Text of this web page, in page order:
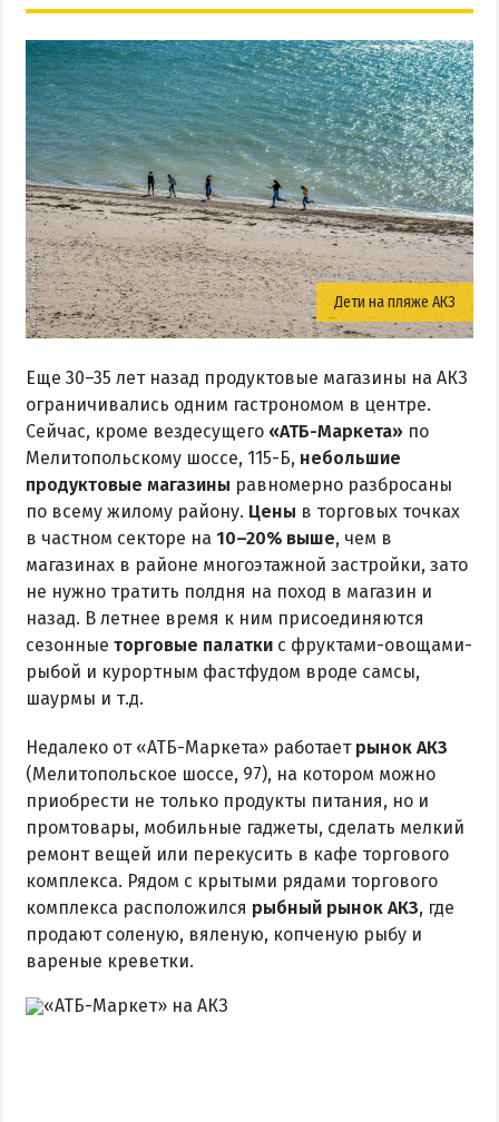
Дети на пляже АКЗ
Еще 30–35 лет назад продуктовые магазины на АКЗ
ограничивались одним гастрономом в центре.
Сейчас, кроме вездесущего «АТБ-Маркета» по
Мелитопольскому шоссе, 115-Б, небольшие
продуктовые магазины равномерно разбросаны
по всему жилому району. Цены в торговых точках
в частном секторе на 10–20% выше, чем в
магазинах в районе многоэтажной застройки, зато
не нужно тратить полдня на поход в магазин и
назад. В летнее время к ним присоединяются
сезонные торговые палатки с фруктами-овощами-
рыбой и курортным фастфудом вроде самсы,
шаурмы и т.д.
Недалеко от «АТБ-Маркета» работает рынок АКЗ
(Мелитопольское шоссе, 97), на котором можно
приобрести не только продукты питания, но и
промтовары, мобильные гаджеты, сделать мелкий
ремонт вещей или перекусить в кафе торгового
комплекса. Рядом с крытыми рядами торгового
комплекса расположился рыбный рынок АКЗ, где
продают соленую, вяленую, копченую рыбу и
вареные креветки.